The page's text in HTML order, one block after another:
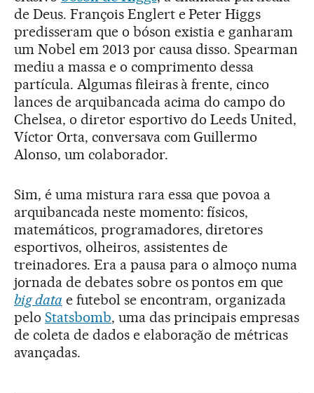
de Deus. François Englert e Peter Higgs
predisseram que o bóson existia e ganharam
um Nobel em 2013 por causa disso. Spearman
mediu a massa e o comprimento dessa
partícula. Algumas fileiras à frente, cinco
lances de arquibancada acima do campo do
Chelsea, o diretor esportivo do Leeds United,
Víctor Orta, conversava com Guillermo
Alonso, um colaborador.
Sim, é uma mistura rara essa que povoa a
arquibancada neste momento: físicos,
matemáticos, programadores, diretores
esportivos, olheiros, assistentes de
treinadores. Era a pausa para o almoço numa
jornada de debates sobre os pontos em que
big data e futebol se encontram, organizada
pelo Statsbomb, uma das principais empresas
de coleta de dados e elaboração de métricas
avançadas.